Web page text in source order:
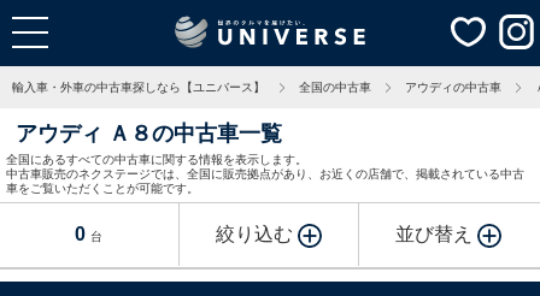
輸入車・外車の中古車探しなら【ユニバース】 全国の中古車 アウディの中古車
アウディ Ａ８の中古車一覧
全国にあるすべての中古車に関する情報を表示します。
中古車販売のネクステージでは、全国に販売拠点があり、お近くの店舗で、掲載されている中古
車をご覧いただくことが可能です。
0 台 絞り込む 並び替え